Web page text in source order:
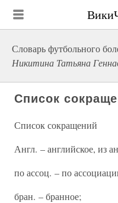
Словарь футбольного
Никитина Татьяна
Список
Список сокращений
Англ. – английское, из
по ассоц. – по
бран. – бранное;